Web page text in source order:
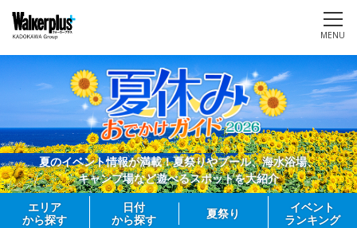
MENU
夏のイベント情報が満載！夏祭りやプール、海水浴場、
キャンプ場など遊べるスポットを大紹介
エリア
から探す
日付
から探す
夏祭り
イベント
ランキング